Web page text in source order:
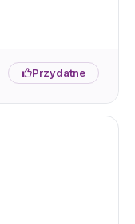
Przydatne